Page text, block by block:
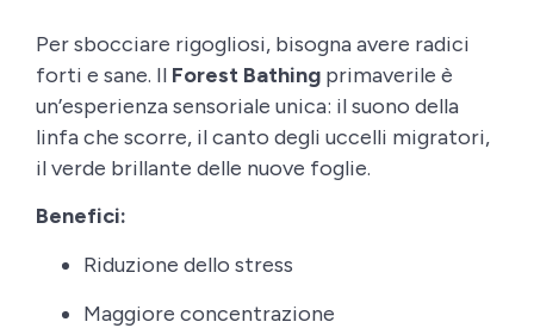
Per sbocciare rigogliosi, bisogna avere radici
forti e sane. Il Forest Bathing primaverile è
un’esperienza sensoriale unica: il suono della
linfa che scorre, il canto degli uccelli migratori,
il verde brillante delle nuove foglie.
Benefici:
Riduzione dello stress
Maggiore concentrazione